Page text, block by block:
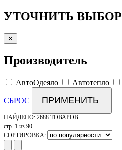
УТОЧНИТЬ ВЫБОР
✕
Производитель
АвтоОдеяло Автотепло
СБРОС ПРИМЕНИТЬ
НАЙДЕНО: 2688 ТОВАРОВ
стр. 1 из 90
СОРТИРОВКА: